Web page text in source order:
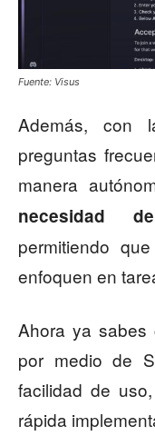
Fuente: Visus
Además, con
preguntas
manera
necesidad
permitiendo
enfoquen en
Ahora ya sabes
por medio de
facilidad de
rápida